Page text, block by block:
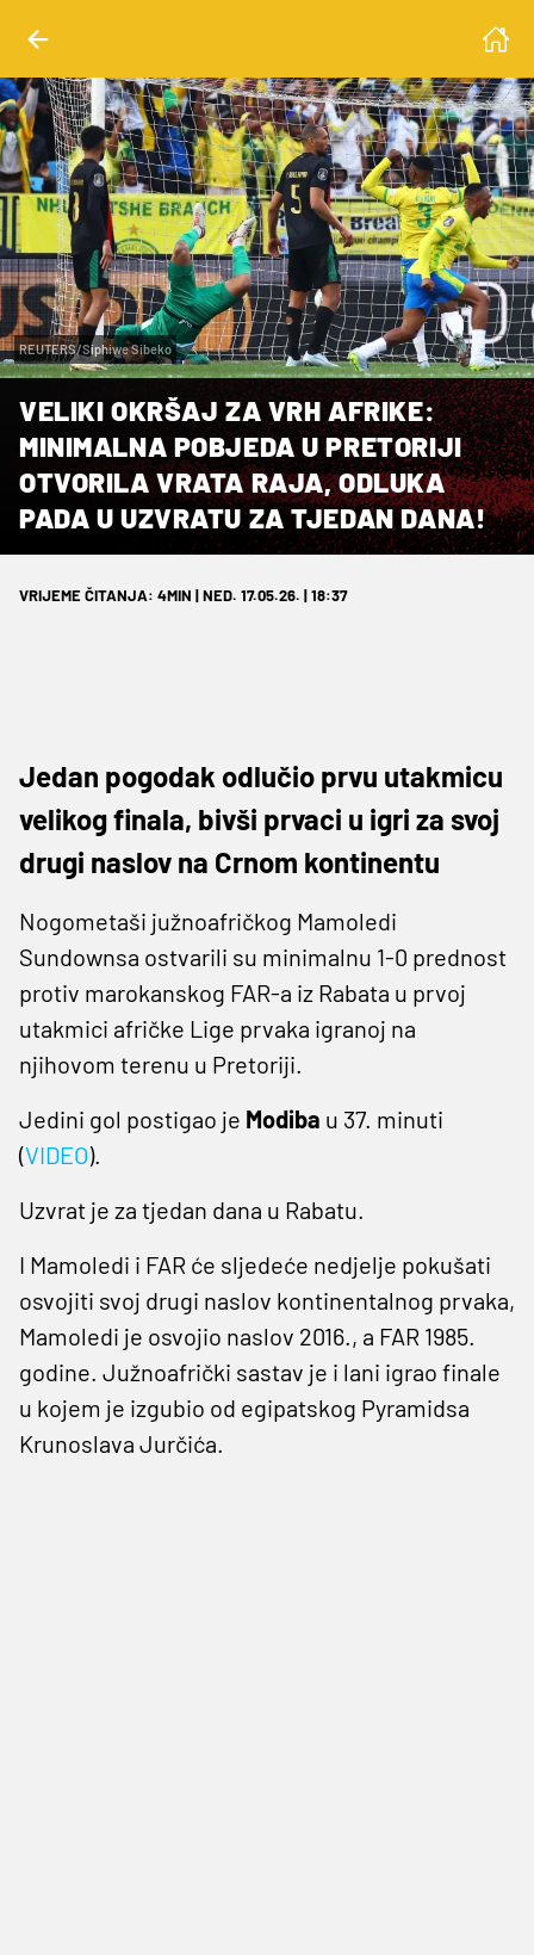
REUTERS/Siphiwe Sibeko
VELIKI OKRŠAJ ZA VRH AFRIKE:
MINIMALNA POBJEDA U PRETORIJI
OTVORILA VRATA RAJA, ODLUKA
PADA U UZVRATU ZA TJEDAN DANA!
VRIJEME ČITANJA: 4MIN | NED. 17.05.26. | 18:37
Jedan pogodak odlučio prvu utakmicu
velikog finala, bivši prvaci u igri za svoj
drugi naslov na Crnom kontinentu
Nogometaši južnoafričkog Mamoledi
Sundownsa ostvarili su minimalnu 1-0 prednost
protiv marokanskog FAR-a iz Rabata u prvoj
utakmici afričke Lige prvaka igranoj na
njihovom terenu u Pretoriji.
Jedini gol postigao je Modiba u 37. minuti
(VIDEO).
Uzvrat je za tjedan dana u Rabatu.
I Mamoledi i FAR će sljedeće nedjelje pokušati
osvojiti svoj drugi naslov kontinentalnog prvaka,
Mamoledi je osvojio naslov 2016., a FAR 1985.
godine. Južnoafrički sastav je i lani igrao finale
u kojem je izgubio od egipatskog Pyramidsa
Krunoslava Jurčića.